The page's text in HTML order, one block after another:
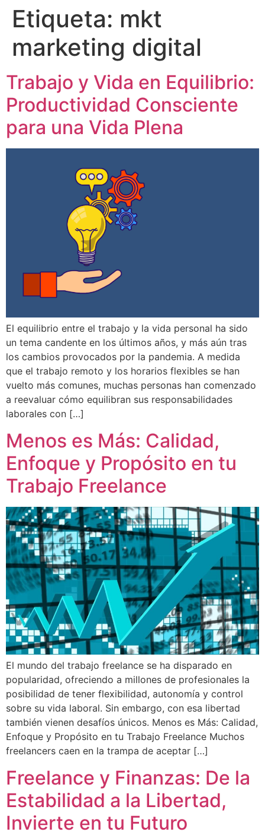
Etiqueta: mkt
marketing digital
Trabajo y Vida en Equilibrio:
Productividad Consciente
para una Vida Plena
El equilibrio entre el trabajo y la vida personal ha sido
un tema candente en los últimos años, y más aún tras
los cambios provocados por la pandemia. A medida
que el trabajo remoto y los horarios flexibles se han
vuelto más comunes, muchas personas han comenzado
a reevaluar cómo equilibran sus responsabilidades
laborales con […]
Menos es Más: Calidad,
Enfoque y Propósito en tu
Trabajo Freelance
El mundo del trabajo freelance se ha disparado en
popularidad, ofreciendo a millones de profesionales la
posibilidad de tener flexibilidad, autonomía y control
sobre su vida laboral. Sin embargo, con esa libertad
también vienen desafíos únicos. Menos es Más: Calidad,
Enfoque y Propósito en tu Trabajo Freelance Muchos
freelancers caen en la trampa de aceptar […]
Freelance y Finanzas: De la
Estabilidad a la Libertad,
Invierte en tu Futuro